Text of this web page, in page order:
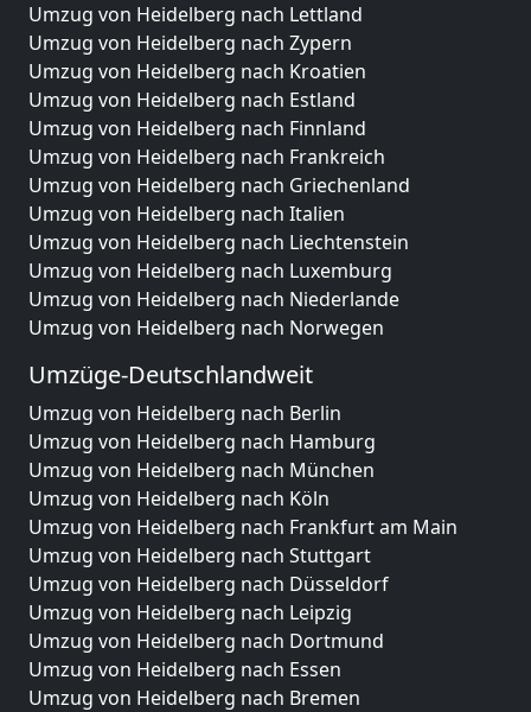
Umzug von Heidelberg nach Lettland
Umzug von Heidelberg nach Zypern
Umzug von Heidelberg nach Kroatien
Umzug von Heidelberg nach Estland
Umzug von Heidelberg nach Finnland
Umzug von Heidelberg nach Frankreich
Umzug von Heidelberg nach Griechenland
Umzug von Heidelberg nach Italien
Umzug von Heidelberg nach Liechtenstein
Umzug von Heidelberg nach Luxemburg
Umzug von Heidelberg nach Niederlande
Umzug von Heidelberg nach Norwegen
Umzüge-Deutschlandweit
Umzug von Heidelberg nach Berlin
Umzug von Heidelberg nach Hamburg
Umzug von Heidelberg nach München
Umzug von Heidelberg nach Köln
Umzug von Heidelberg nach Frankfurt am Main
Umzug von Heidelberg nach Stuttgart
Umzug von Heidelberg nach Düsseldorf
Umzug von Heidelberg nach Leipzig
Umzug von Heidelberg nach Dortmund
Umzug von Heidelberg nach Essen
Umzug von Heidelberg nach Bremen